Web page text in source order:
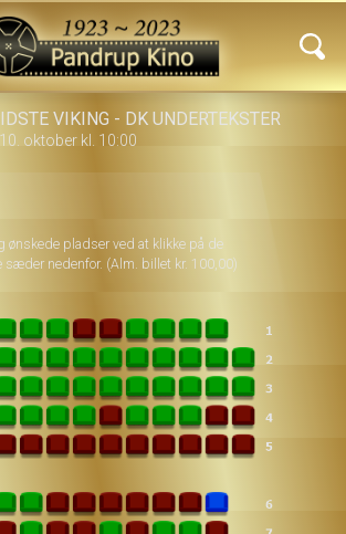
Kino
VIKING - DK UNDERTEKSTER
oktober kl. 10:00
ønskede pladser ved at klikke på de
sæder nedenfor. (Alm. billet kr. 100,00)
front03-cc 091332